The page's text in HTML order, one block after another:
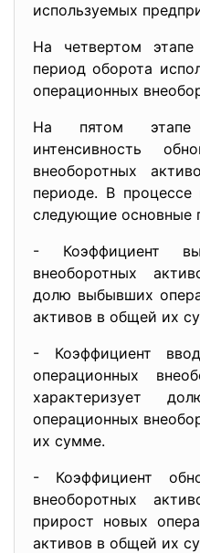
используемых
На четвертом этапе
период оборота
операционных
На пятом этапе
интенсивность
внеоборотных
периоде. В процессе
следующие основные
- Коэффициент
внеоборотных
долю выбывших
активов в общей их
- Коэффициент
операционных
характеризует
операционных
их сумме.
- Коэффициент
внеоборотных
прирост новых
активов в общей их